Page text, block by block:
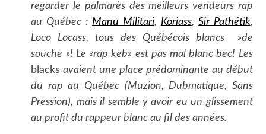
regarder le palmarès des meilleurs vendeurs rap
au Québec : Manu Militari, Koriass, Sir Pathétik,
Loco Locass, tous des Québécois blancs »de
souche »! Le «rap keb» est pas mal blanc bec! Les
blacks avaient une place prédominante au début
du rap au Québec (Muzion, Dubmatique, Sans
Pression), mais il semble y avoir eu un glissement
au profit du rappeur blanc au fil des années.